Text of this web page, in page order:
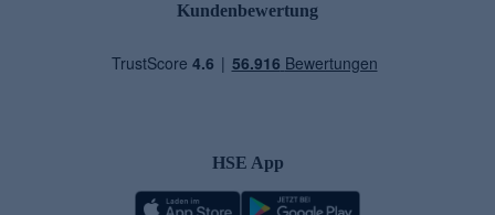
Kundenbewertung
HSE App